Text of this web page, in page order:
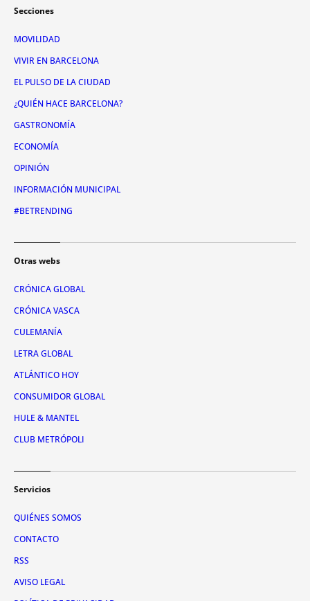
Secciones
MOVILIDAD
VIVIR EN BARCELONA
EL PULSO DE LA CIUDAD
¿QUIÉN HACE BARCELONA?
GASTRONOMÍA
ECONOMÍA
OPINIÓN
INFORMACIÓN MUNICIPAL
#BETRENDING
Otras webs
CRÓNICA GLOBAL
CRÓNICA VASCA
CULEMANÍA
LETRA GLOBAL
ATLÁNTICO HOY
CONSUMIDOR GLOBAL
HULE & MANTEL
CLUB METRÓPOLI
Servicios
QUIÉNES SOMOS
CONTACTO
RSS
AVISO LEGAL